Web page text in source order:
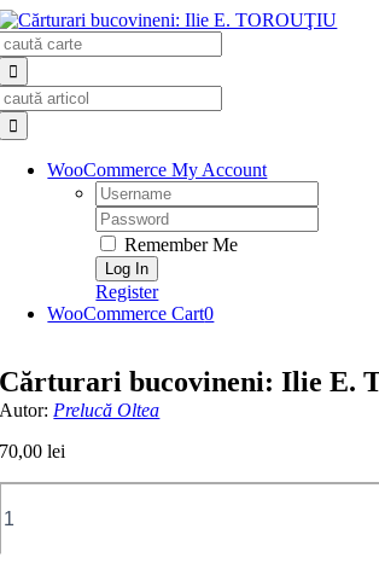
Skip
to
content
WooCommerce My Account
Username:
Password:
Remember Me
Register
WooCommerce Cart0
Cărturari bucovineni: Ilie E.
Autor: Prelucă Oltea
70,00lei